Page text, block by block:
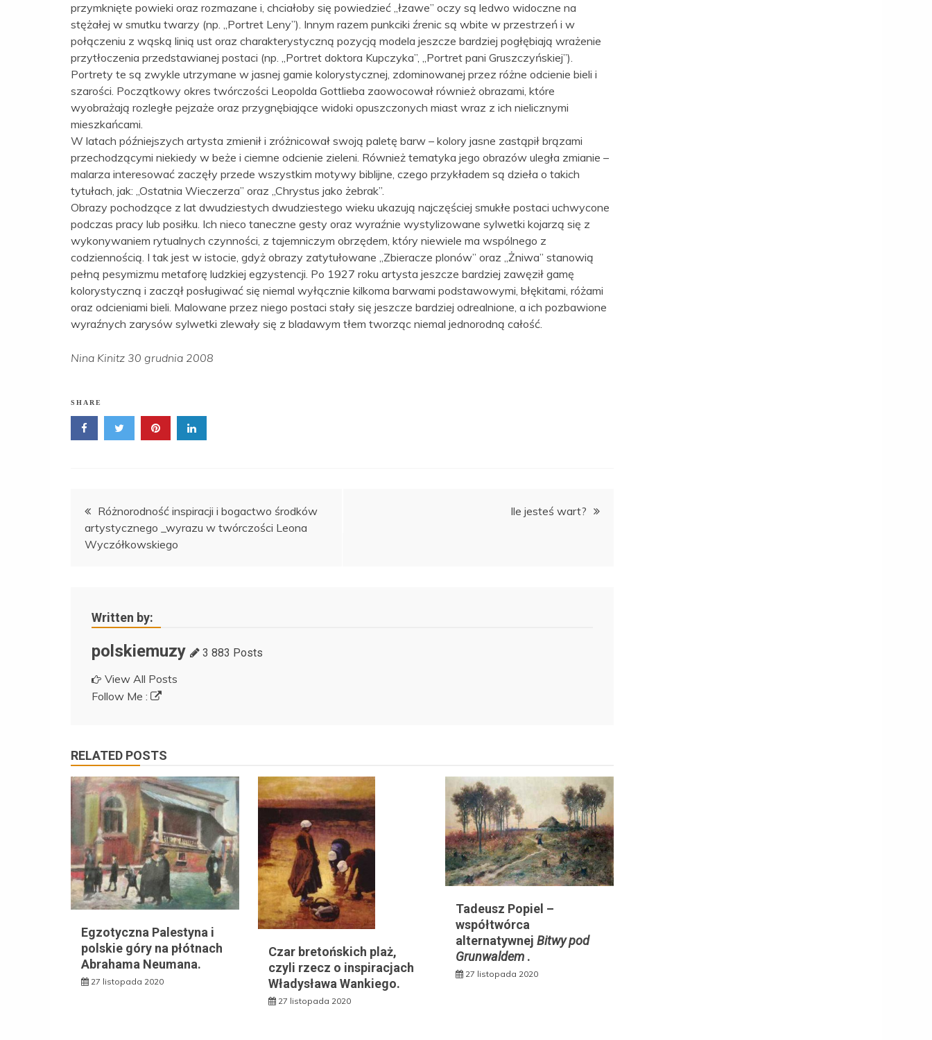
przymknięte powieki oraz rozmazane i, chciałoby się powiedzieć „łzawe” oczy są ledwo widoczne na
stężałej w smutku twarzy (np. „Portret Leny”). Innym razem punkciki źrenic są wbite w przestrzeń i w
połączeniu z wąską linią ust oraz charakterystyczną pozycją modela jeszcze bardziej pogłębiają wrażenie
przytłoczenia przedstawianej postaci (np. „Portret doktora Kupczyka”, „Portret pani Gruszczyńskiej”).
Portrety te są zwykle utrzymane w jasnej gamie kolorystycznej, zdominowanej przez różne odcienie bieli i
szarości. Początkowy okres twórczości Leopolda Gottlieba zaowocował również obrazami, które
wyobrażają rozległe pejzaże oraz przygnębiające widoki opuszczonych miast wraz z ich nielicznymi
mieszkańcami.
W latach późniejszych artysta zmienił i zróżnicował swoją paletę barw – kolory jasne zastąpił brązami
przechodzącymi niekiedy w beże i ciemne odcienie zieleni. Również tematyka jego obrazów uległa zmianie –
malarza interesować zaczęły przede wszystkim motywy biblijne, czego przykładem są dzieła o takich
tytułach, jak: „Ostatnia Wieczerza” oraz „Chrystus jako żebrak”.
Obrazy pochodzące z lat dwudziestych dwudziestego wieku ukazują najczęściej smukłe postaci uchwycone
podczas pracy lub posiłku. Ich nieco taneczne gesty oraz wyraźnie wystylizowane sylwetki kojarzą się z
wykonywaniem rytualnych czynności, z tajemniczym obrzędem, który niewiele ma wspólnego z
codziennością. I tak jest w istocie, gdyż obrazy zatytułowane „Zbieracze plonów” oraz „Żniwa” stanowią
pełną pesymizmu metaforę ludzkiej egzystencji. Po 1927 roku artysta jeszcze bardziej zawęził gamę
kolorystyczną i zaczął posługiwać się niemal wyłącznie kilkoma barwami podstawowymi, błękitami, różami
oraz odcieniami bieli. Malowane przez niego postaci stały się jeszcze bardziej odrealnione, a ich pozbawione
wyraźnych zarysów sylwetki zlewały się z bladawym tłem tworząc niemal jednorodną całość.
Nina Kinitz 30 grudnia 2008
SHARE
Nawigacja
wpisu
Różnorodność inspiracji i bogactwo środków
artystycznego _wyrazu w twórczości Leona
Wyczółkowskiego
Ile jesteś wart?
Written by:
polskiemuzy 3 883 Posts
View All Posts
Follow Me :
RELATED POSTS
Egzotyczna Palestyna i
polskie góry na płótnach
Abrahama Neumana.
27 listopada 2020
Czar bretońskich plaż,
czyli rzecz o inspiracjach
Władysława Wankiego.
27 listopada 2020
Tadeusz Popiel –
współtwórca
alternatywnejBitwy pod
Grunwaldem .
27 listopada 2020